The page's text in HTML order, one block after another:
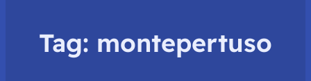
Tag: montepertuso